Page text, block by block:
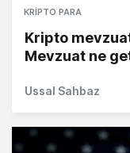
KRIPTO PARA
Kripto
Mevzuat ne
Ussal Sahbaz